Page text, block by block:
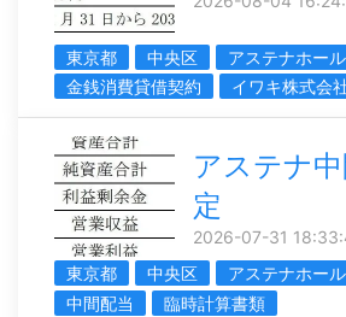
東京都 中央区
アステナホー
金銭消費貸借契約
イワキ株式会
アステナ
定
2026-07-31
東京都
中央区
アステナホー
中間配当
臨時計算書類